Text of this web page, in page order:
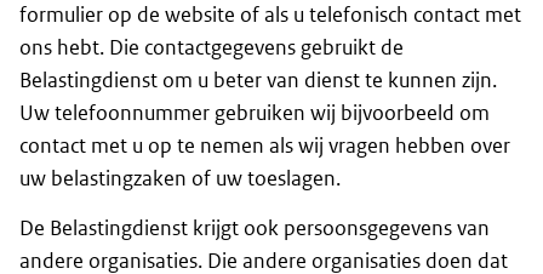
formulier op de website of als u telefonisch contact met
ons hebt. Die contactgegevens gebruikt de
Belastingdienst om u beter van dienst te kunnen zijn.
Uw telefoonnummer gebruiken wij bijvoorbeeld om
contact met u op te nemen als wij vragen hebben over
uw belastingzaken of uw toeslagen.
De Belastingdienst krijgt ook persoonsgegevens van
andere organisaties. Die andere organisaties doen dat